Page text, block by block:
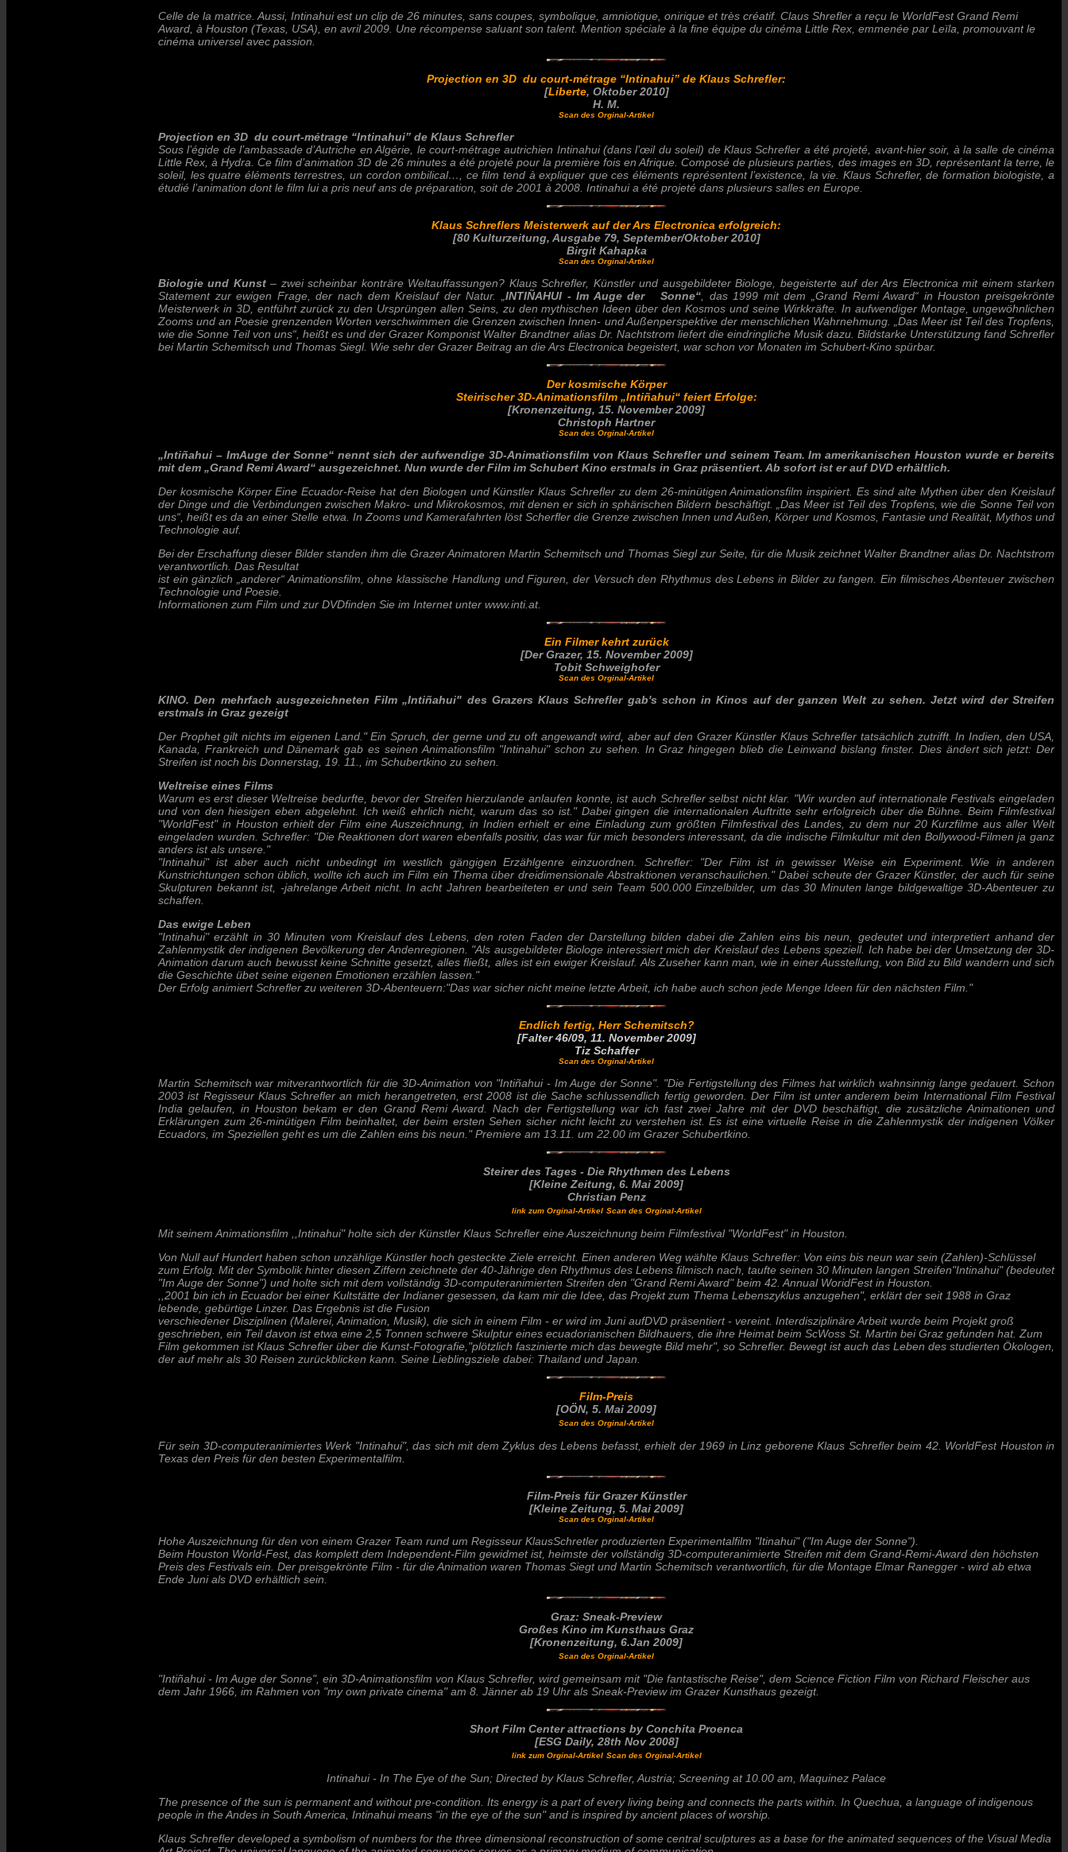
Celle de la matrice. Aussi, Intinahui est un clip de 26 minutes, sans coupes, symbolique, amniotique, onirique et très créatif. Claus Shrefler a reçu le WorldFest Grand Remi
Award, à Houston (Texas, USA), en avril 2009. Une récompense saluant son talent. Mention spéciale à la fine équipe du cinéma Little Rex, emmenée par Leïla, promouvant le
cinéma universel avec passion.
Projection en 3D du court-métrage “Intinahui” de Klaus Schrefler:
[Liberte, Oktober 2010]
H. M.
Scan des Orginal-Artikel
Projection en 3D du court-métrage “Intinahui” de Klaus Schrefler
Sous l’égide de l’ambassade d’Autriche en Algérie, le court-métrage autrichien Intinahui (dans l’œil du soleil) de Klaus Schrefler a été projeté, avant-hier soir, à la salle de cinéma
Little Rex, à Hydra. Ce film d’animation 3D de 26 minutes a été projeté pour la première fois en Afrique. Composé de plusieurs parties, des images en 3D, représentant la terre, le
soleil, les quatre éléments terrestres, un cordon ombilical…, ce film tend à expliquer que ces éléments représentent l’existence, la vie. Klaus Schrefler, de formation biologiste, a
étudié l’animation dont le film lui a pris neuf ans de préparation, soit de 2001 à 2008. Intinahui a été projeté dans plusieurs salles en Europe.
Klaus Schreflers Meisterwerk auf der Ars Electronica erfolgreich:
[80Kulturzeitung, Ausgabe 79, September/Oktober 2010]
Birgit Kahapka
Scan des Orginal-Artikel
Biologie und Kunst– zwei scheinbar konträre Weltauffassungen? Klaus Schrefler, Künstler und ausgebildeter Biologe, begeisterte auf der Ars Electronica mit einem starken
Statement zur ewigen Frage, der nach dem Kreislauf der Natur. „ INTIÑAHUI - Im Auge der Sonne“ , das 1999 mit dem „Grand Remi Award“ in Houston preisgekrönte
Meisterwerk in 3D, entführt zurück zu den Ursprüngen allen Seins, zu den mythischen Ideen über den Kosmos und seine Wirkkräfte. In aufwendiger Montage, ungewöhnlichen
Zooms und an Poesie grenzenden Worten verschwimmen die Grenzen zwischen Innen- und Außenperspektive der menschlichen Wahrnehmung. „Das Meer ist Teil des Tropfens,
wie die Sonne Teil von uns“, heißt es und der Grazer Komponist Walter Brandtner alias Dr. Nachtstrom liefert die eindringliche Musik dazu. Bildstarke Unterstützung fand Schrefler
bei Martin Schemitsch und Thomas Siegl. Wie sehr der Grazer Beitrag an die Ars Electronica begeistert, war schon vor Monaten im Schubert-Kino spürbar.
Der kosmische Körper
Steirischer 3D-Animationsfilm „Intiñahui“ feiert Erfolge:
[Kronenzeitung, 15. November 2009]
Christoph Hartner
Scan des Orginal-Artikel
„Intiñahui – ImAuge der Sonne“ nennt sich der aufwendige 3D-Animationsfilm von Klaus Schrefler und seinem Team. Im amerikanischen Houston wurde er bereits
mit dem „Grand Remi Award“ ausgezeichnet. Nun wurde der Film im Schubert Kino erstmals in Graz präsentiert. Ab sofort ist er auf DVD erhältlich.
Der kosmische Körper Eine Ecuador-Reise hat den Biologen und Künstler Klaus Schrefler zu dem 26-minütigen Animationsfilm inspiriert. Es sind alte Mythen über den Kreislauf
der Dinge und die Verbindungen zwischen Makro- und Mikrokosmos, mit denen er sich in sphärischen Bildern beschäftigt. „Das Meer ist Teil des Tropfens, wie die Sonne Teil von
uns“, heißt es da an einer Stelle etwa. In Zooms und Kamerafahrten löst Scherfler die Grenze zwischen Innen und Außen, Körper und Kosmos, Fantasie und Realität, Mythos und
Technologie auf.
Bei der Erschaffung dieser Bilder standen ihm die Grazer Animatoren Martin Schemitsch und Thomas Siegl zur Seite, für die Musik zeichnet Walter Brandtner alias Dr. Nachtstrom
verantwortlich. Das Resultat
ist ein gänzlich „anderer“ Animationsfilm, ohne klassische Handlung und Figuren, der Versuch den Rhythmus des Lebens in Bilder zu fangen. Ein filmisches Abenteuer zwischen
Technologie und Poesie.
Informationen zum Film und zur DVDfinden Sie im Internet unter www.inti.at.
Ein Filmer kehrt zurück
[Der Grazer, 15. November 2009]
Tobit Schweighofer
Scan des Orginal-Artikel
KINO. Den mehrfach ausgezeichneten Film „Intiñahui" des Grazers Klaus Schrefler gab's schon in Kinos auf der ganzen Welt zu sehen. Jetzt wird der Streifen
erstmals in Graz gezeigt
Der Prophet gilt nichts im eigenen Land." Ein Spruch, der gerne und zu oft angewandt wird, aber auf den Grazer Künstler Klaus Schrefler tatsächlich zutrifft. In Indien, den USA,
Kanada, Frankreich und Dänemark gab es seinen Animationsfilm "Intinahui" schon zu sehen. In Graz hingegen blieb die Leinwand bislang finster. Dies ändert sich jetzt: Der
Streifen ist noch bis Donnerstag, 19. 11., im Schubertkino zu sehen.
Weltreise eines Films
Warum es erst dieser Weltreise bedurfte, bevor der Streifen hierzulande anlaufen konnte, ist auch Schrefler selbst nicht klar. "Wir wurden auf internationale Festivals eingeladen
und von den hiesigen eben abgelehnt. Ich weiß ehrlich nicht, warum das so ist." Dabei gingen die internationalen Auftritte sehr erfolgreich über die Bühne. Beim Filmfestival
"WorldFest" in Houston erhielt der Film eine Auszeichnung, in Indien erhielt er eine Einladung zum größten Filmfestival des Landes, zu dem nur 20 Kurzfilme aus aller Welt
eingeladen wurden. Schrefler: "Die Reaktionen dort waren ebenfalls positiv, das war für mich besonders interessant, da die indische Filmkultur mit den Bollywood-Filmen ja ganz
anders ist als unsere."
"Intinahui" ist aber auch nicht unbedingt im westlich gängigen Erzählgenre einzuordnen. Schrefler: "Der Film ist in gewisser Weise ein Experiment. Wie in anderen
Kunstrichtungen schon üblich, wollte ich auch im Film ein Thema über dreidimensionale Abstraktionen veranschaulichen." Dabei scheute der Grazer Künstler, der auch für seine
Skulpturen bekannt ist, -jahrelange Arbeit nicht. In acht Jahren bearbeiteten er und sein Team 500.000 Einzelbilder, um das 30 Minuten lange bildgewaltige 3D-Abenteuer zu
schaffen.
Das ewige Leben
"Intinahui" erzählt in 30 Minuten vom Kreislauf des Lebens, den roten Faden der Darstellung bilden dabei die Zahlen eins bis neun, gedeutet und interpretiert anhand der
Zahlenmystik der indigenen Bevölkerung der Andenregionen. "Als ausgebildeter Biologe interessiert mich der Kreislauf des Lebens speziell. Ich habe bei der Umsetzung der 3D-
Animation darum auch bewusst keine Schnitte gesetzt, alles fließt, alles ist ein ewiger Kreislauf. Als Zuseher kann man, wie in einer Ausstellung, von Bild zu Bild wandern und sich
die Geschichte übet seine eigenen Emotionen erzählen lassen."
Der Erfolg animiert Schrefler zu weiteren 3D-Abenteuern:"Das war sicher nicht meine letzte Arbeit, ich habe auch schon jede Menge Ideen für den nächsten Film."
Endlich fertig, Herr Schemitsch?
[Falter 46/09, 11. November 2009]
Tiz Schaffer
Scan des Orginal-Artikel
Martin Schemitsch war mitverantwortlich für die 3D-Animation von "Intiñahui - Im Auge der Sonne". "Die Fertigstellung des Filmes hat wirklich wahnsinnig lange gedauert. Schon
2003 ist Regisseur Klaus Schrefler an mich herangetreten, erst 2008 ist die Sache schlussendlich fertig geworden. Der Film ist unter anderem beim International Film Festival
India gelaufen, in Houston bekam er den Grand Remi Award. Nach der Fertigstellung war ich fast zwei Jahre mit der DVD beschäftigt, die zusätzliche Animationen und
Erklärungen zum 26-minütigen Film beinhaltet, der beim ersten Sehen sicher nicht leicht zu verstehen ist. Es ist eine virtuelle Reise in die Zahlenmystik der indigenen Völker
Ecuadors, im Speziellen geht es um die Zahlen eins bis neun." Premiere am 13.11. um 22.00 im Grazer Schubertkino.
Steirer des Tages - Die Rhythmen des Lebens
[Kleine Zeitung, 6. Mai 2009]
Christian Penz
link zum Orginal-Artikel Scan des Orginal-Artikel
Mit seinem Animationsfilm ,,Intinahui" holte sich der Künstler Klaus Schrefler eine Auszeichnung beim Filmfestival "WorldFest" in Houston.
Von Null auf Hundert haben schon unzählige Künstler hoch gesteckte Ziele erreicht. Einen anderen Weg wählte Klaus Schrefler: Von eins bis neun war sein (Zahlen)-Schlüssel
zum Erfolg. Mit der Symbolik hinter diesen Ziffern zeichnete der 40-Jährige den Rhythmus des Lebens filmisch nach, taufte seinen 30 Minuten langen Streifen"Intinahui" (bedeutet
"Im Auge der Sonne") und holte sich mit dem vollständig 3D-computeranimierten Streifen den "Grand Remi Award" beim 42. Annual WoridFest in Houston.
,,2001 bin ich in Ecuador bei einer Kultstätte der Indianer gesessen, da kam mir die Idee, das Projekt zum Thema Lebenszyklus anzugehen", erklärt der seit 1988 in Graz
lebende, gebürtige Linzer. Das Ergebnis ist die Fusion
verschiedener Disziplinen (Malerei, Animation, Musik), die sich in einem Film - er wird im Juni aufDVD präsentiert - vereint. Interdisziplinäre Arbeit wurde beim Projekt groß
geschrieben, ein Teil davon ist etwa eine 2,5 Tonnen schwere Skulptur eines ecuadorianischen Bildhauers, die ihre Heimat beim ScWoss St. Martin bei Graz gefunden hat. Zum
Film gekommen ist Klaus Schrefler über die Kunst-Fotografie,"plötzlich faszinierte mich das bewegte Bild mehr", so Schrefler. Bewegt ist auch das Leben des studierten Ökologen,
der auf mehr als 30 Reisen zurückblicken kann. Seine Lieblingsziele dabei: Thailand und Japan.
Film-Preis
[OÖN, 5. Mai 2009]
Scan des Orginal-Artikel
Für sein 3D-computeranimiertes Werk "Intinahui", das sich mit dem Zyklus des Lebens befasst, erhielt der 1969 in Linz geborene Klaus Schrefler beim 42. WorldFest Houston in
Texas den Preis für den besten Experimentalfilm.
Film-Preis für Grazer Künstler
[Kleine Zeitung, 5. Mai 2009]
Scan des Orginal-Artikel
Hohe Auszeichnung für den von einem Grazer Team rund um Regisseur KlausSchretler produzierten Experimentalfilm "Itinahui" ("Im Auge der Sonne").
Beim Houston World-Fest, das komplett dem Independent-Film gewidmet ist, heimste der vollständig 3D-computeranimierte Streifen mit dem Grand-Remi-Award den höchsten
Preis des Festivals ein. Der preisgekrönte Film - für die Animation waren Thomas Siegt und Martin Schemitsch verantwortlich, für die Montage Elmar Ranegger - wird ab etwa
Ende Juni als DVD erhältlich sein.
Graz: Sneak-Preview
Großes Kino im Kunsthaus Graz
[Kronenzeitung, 6.Jan 2009]
Scan des Orginal-Artikel
"Intiñahui - Im Auge der Sonne", ein 3D-Animationsfilm von Klaus Schrefler, wird gemeinsam mit "Die fantastische Reise", dem Science Fiction Film von Richard Fleischer aus
dem Jahr 1966, im Rahmen von "my own private cinema" am 8. Jänner ab 19 Uhr als Sneak-Preview im Grazer Kunsthaus gezeigt.
Short Film Center attractions by Conchita Proenca
[ESG Daily, 28th Nov 2008]
link zum Orginal-Artikel Scan des Orginal-Artikel
Intinahui - In The Eye of the Sun; Directed by Klaus Schrefler, Austria; Screening at 10.00 am, Maquinez Palace
The presence of the sun is permanent and without pre-condition. Its energy is a part of every living being and connects the parts within. In Quechua, a language of indigenous
people in the Andes in South America, Intinahui means "in the eye of the sun" and is inspired by ancient places of worship.
Klaus Schrefler developed a symbolism of numbers for the three dimensional reconstruction of some central sculptures as a base for the animated sequences of the Visual Media